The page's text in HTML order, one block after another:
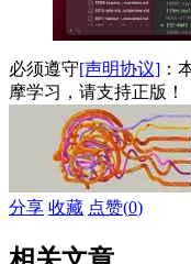
必须遵守[声明协议] ：
摩学习，请支持正版！
分享 收藏 点赞(0)